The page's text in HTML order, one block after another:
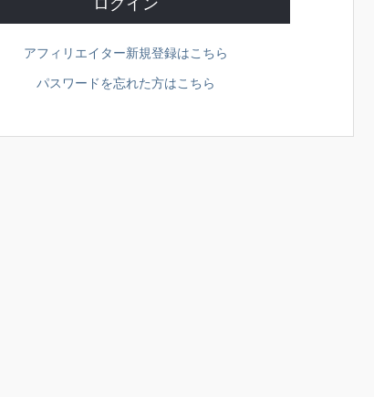
アフィリエイター新規登録はこちら
パスワードを忘れた方はこちら